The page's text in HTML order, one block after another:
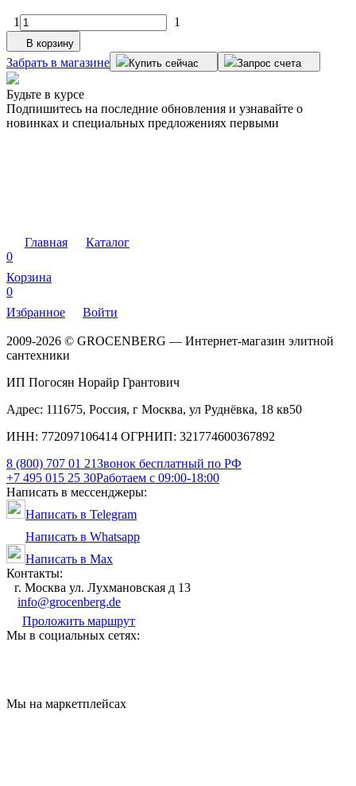
1 1
В корзину
Забрать в магазине Купить сейчас Запрос счета
Будьте в курсе
Подпишитесь на последние обновления и узнавайте о
новинках и специальных предложениях первыми
Главная
Каталог
0
Корзина
0
Избранное
Войти
2009-2026 © GROCENBERG — Интернет-магазин элитной
сантехники
ИП Погосян Норайр Грантович
Адрес: 111675, Россия, г Москва, ул Руднёвка, 18 кв50
ИНН: 772097106414 ОГРНИП: 321774600367892
8 (800) 707 01 21Звонок бесплатный по РФ
+7 495 015 25 30Работаем с 09:00-18:00
Написать в мессенджеры:
Написать в Telegram
Написать в Whatsapp
Написать в Max
Контакты:
г. Москва ул. Лухмановская д 13
info@grocenberg.de
Проложить маршрут
Мы в социальных сетях:
Мы на маркетплейсах